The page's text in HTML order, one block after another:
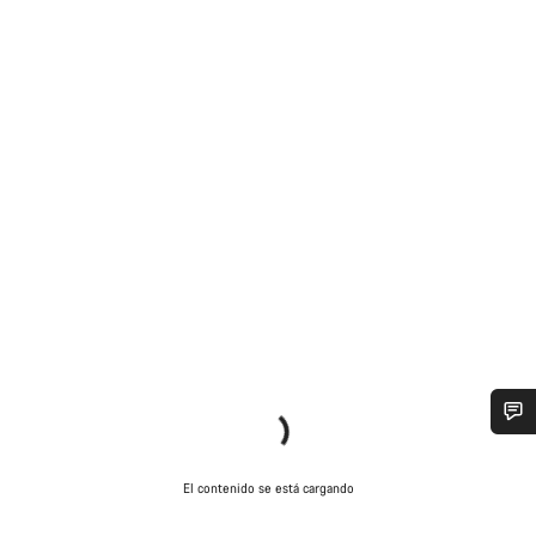
El contenido se está cargando